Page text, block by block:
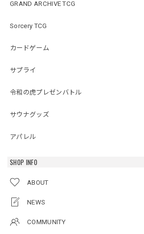
GRAND ARCHIVE TCG
Sorcery TCG
カードゲーム
サプライ
令和の虎プレゼンバトル
サウナグッズ
アパレル
SHOP INFO
ABOUT
NEWS
COMMUNITY